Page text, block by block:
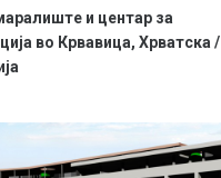
и центар за
во Крвавица, Хрватска /